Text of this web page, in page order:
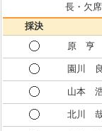
長・欠
採決
原 亨
園川
山本
北川